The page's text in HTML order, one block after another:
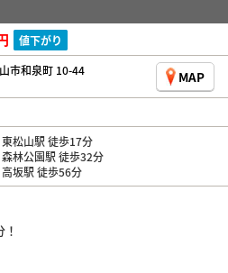
値下がり
市和泉町 10-44 MAP
松山駅 徒歩17分
林公園駅 徒歩32分
坂駅 徒歩56分